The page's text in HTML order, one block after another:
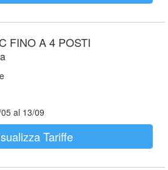
FINO A 4 POSTI
al 13/09
Tariffe